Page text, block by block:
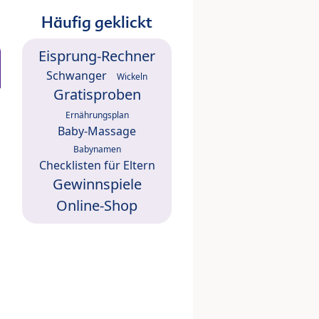
Häufig geklickt
Eisprung-Rechner
Schwanger Wickeln
Gratisproben
Ernährungsplan
Baby-Massage
Babynamen
Checklisten für Eltern
Gewinnspiele
Online-Shop